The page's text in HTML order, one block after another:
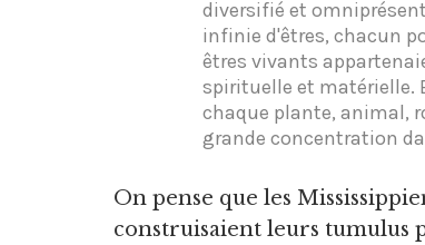
diversifié et
infinie d'êtres, chacun
êtres vivants
spirituelle et matérielle.
chaque plante, animal,
grande concentration
On pense que les
construisaient leurs tumulus